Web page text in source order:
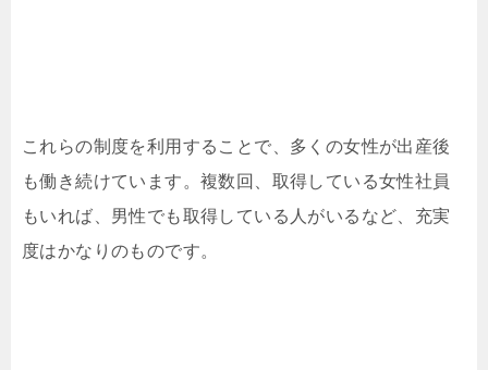
これらの制度を利用することで、多くの女性が出産後
も働き続けています。複数回、取得している女性社員
もいれば、男性でも取得している人がいるなど、充実
度はかなりのものです。